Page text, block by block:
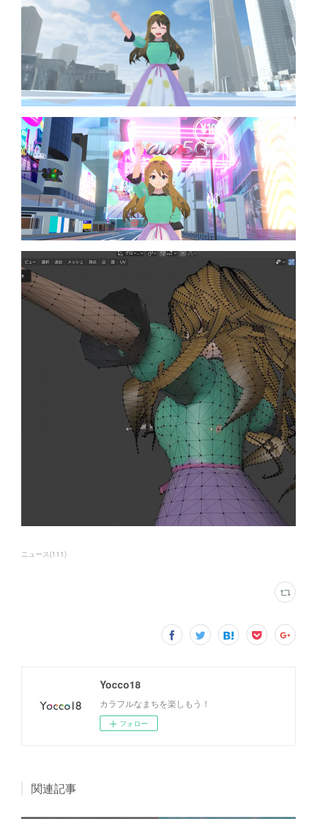
ニュース(111)
Yocco18
カラフルなまちを楽しもう！
フォロー
関連記事